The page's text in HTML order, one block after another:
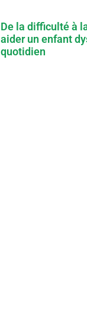
De la difficulté à
aider un enfant
quotidien